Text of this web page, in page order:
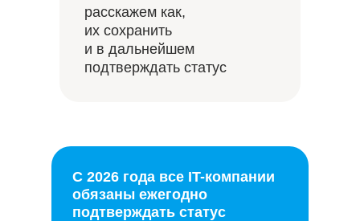
расскажем как,
их сохранить
и в дальнейшем
подтверждать статус
С 2026 года все IT-компании
обязаны ежегодно
подтверждать статус